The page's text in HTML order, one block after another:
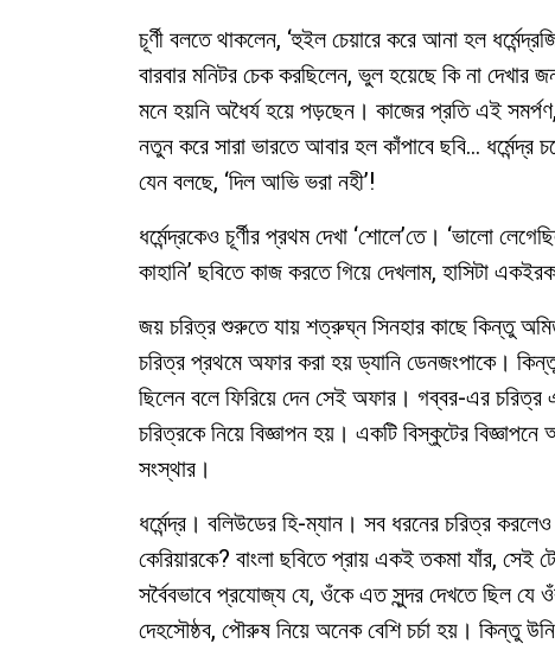
চূর্ণী বলতে থাকলেন, ‘হুইল চেয়ারে করে আনা হল
বারবার মনিটর চেক করছিলেন, ভুল হয়েছে কি না
মনে হয়নি অধৈর্য হয়ে পড়ছেন। কাজের প্রতি এই
নতুন করে সারা ভারতে আবার হল কাঁপাবে ছবি…
যেন বলছে, ‘দিল আভি ভরা নহী’!
ধর্মেন্দ্রকেও চূর্ণীর প্রথম দেখা ‘শোলে’তে। ‘ভালো
কাহানি’ ছবিতে কাজ করতে গিয়ে দেখলাম, হাসিটা
জয় চরিত্র শুরুতে যায় শত্রুঘ্ন সিনহার কাছে কিন্তু
চরিত্র প্রথমে অফার করা হয় ড্যানি ডেনজংপাকে।
ছিলেন বলে ফিরিয়ে দেন সেই অফার। গব্বর-এর
চরিত্রকে নিয়ে বিজ্ঞাপন হয়। একটি বিস্কুটের
সংস্থার।
ধর্মেন্দ্র। বলিউডের হি-ম্যান। সব ধরনের চরিত্র
কেরিয়ারকে? বাংলা ছবিতে প্রায় একই তকমা যাঁর, সেই
সর্বৈবভাবে প্রযোজ্য যে, ওঁকে এত সুন্দর দেখতে ছিল যে
দেহসৌষ্ঠব, পৌরুষ নিয়ে অনেক বেশি চর্চা হয়। কিন্তু